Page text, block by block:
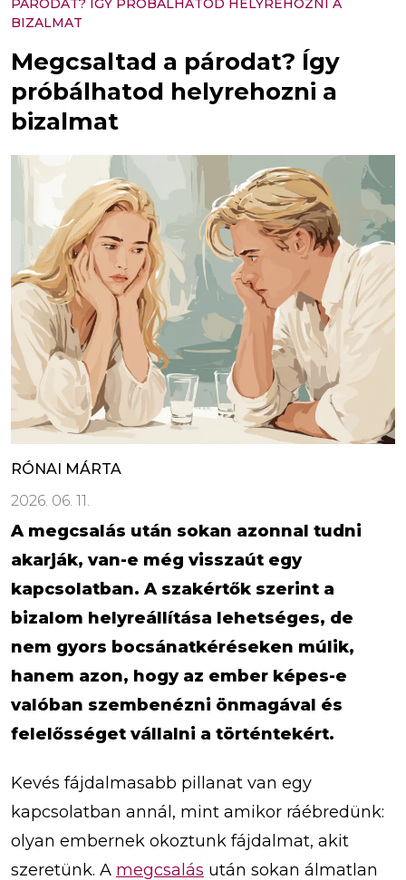
PÁRODAT? ÍGY PRÓBÁLHATOD HELYREHOZNI A
BIZALMAT
Megcsaltad a párodat? Így
próbálhatod helyrehozni a
bizalmat
RÓNAI MÁRTA
2026. 06. 11.
A megcsalás után sokan azonnal tudni
akarják, van-e még visszaút egy
kapcsolatban. A szakértők szerint a
bizalom helyreállítása lehetséges, de
nem gyors bocsánatkéréseken múlik,
hanem azon, hogy az ember képes-e
valóban szembenézni önmagával és
felelősséget vállalni a történtekért.
Kevés fájdalmasabb pillanat van egy
kapcsolatban annál, mint amikor ráébredünk:
olyan embernek okoztunk fájdalmat, akit
szeretünk. A megcsalás után sokan álmatlan